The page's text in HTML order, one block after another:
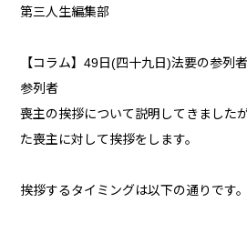
第三人生編集部
【コラム】49日(四十九日)法要の参列
参列者
喪主の挨拶について説明してきました
た喪主に対して挨拶をします。
挨拶するタイミングは以下の通りです。